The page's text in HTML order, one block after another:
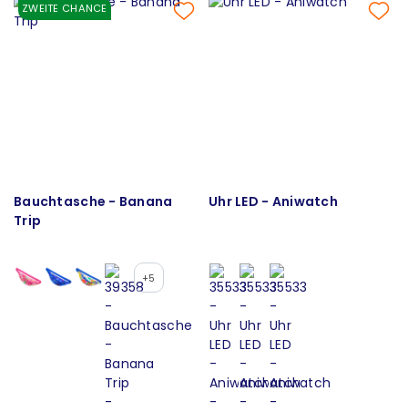
ZWEITE CHANCE
Bauchtasche - Banana
Trip
+5
Uhr LED - Aniwatch